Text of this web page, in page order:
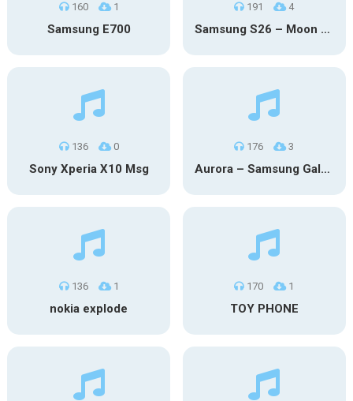
160 1
Samsung E700
191 4
Samsung S26 – Moon Discovery
136 0
Sony Xperia X10 Msg
176 3
Aurora – Samsung Galaxy S26
136 1
nokia explode
170 1
TOY PHONE